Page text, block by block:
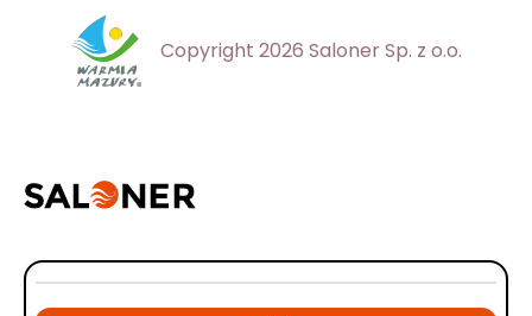
Copyright 2026 Saloner Sp. z o.o.